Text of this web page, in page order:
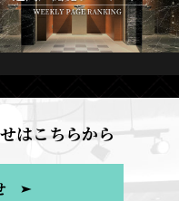
はこちらから